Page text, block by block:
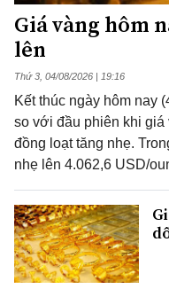
Giá vàng hôm
lên
Thứ 3, 04/08/2026 | 19:16
Kết thúc ngày hôm nay
so với đầu phiên khi
đồng loạt tăng nhẹ.
nhẹ lên 4.062,6 USD/